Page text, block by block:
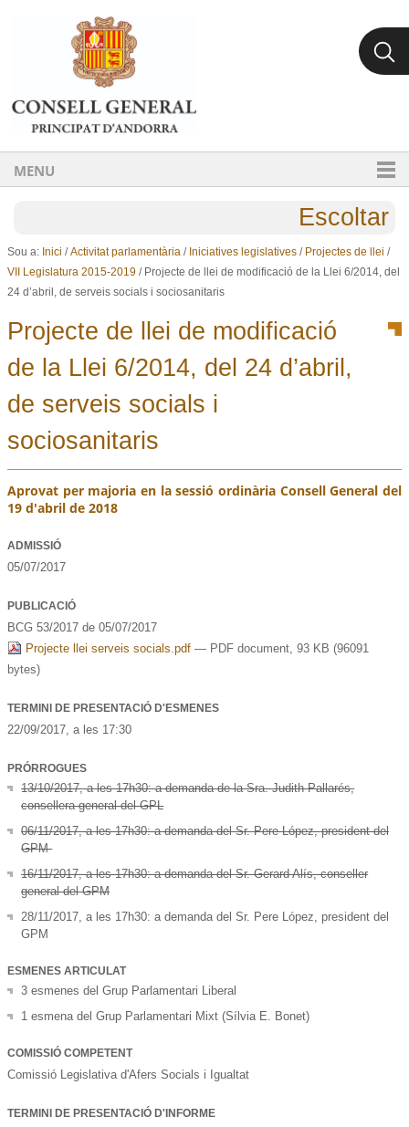
Ves al contingut.
Salta a la navegació
MENU
Escoltar
Sou a: Inici /Activitat parlamentària / Iniciatives legislatives / Projectes de llei /
VII Legislatura 2015-2019 / Projecte de llei de modificació de la Llei 6/2014, del
24 d’abril, de serveis socials i sociosanitaris
Projecte de llei de modificació
de la Llei 6/2014, del 24 d’abril,
de serveis socials i
sociosanitaris
Aprovat per majoria en la sessió ordinària Consell General del
19 d'abril de 2018
ADMISSIÓ
05/07/2017
PUBLICACIÓ
BCG 53/2017 de 05/07/2017
Projecte llei serveis socials.pdf— PDF document, 93 KB (96091
bytes)
TERMINI DE PRESENTACIÓ D'ESMENES
22/09/2017, a les 17:30
PRÓRROGUES
13/10/2017, a les 17h30: a demanda de la Sra. Judith Pallarés,
consellera general del GPL
06/11/2017, a les 17h30: a demanda del Sr. Pere López, president del
GPM
16/11/2017, a les 17h30: a demanda del Sr. Gerard Alís, conseller
general del GPM
28/11/2017, a les 17h30: a demanda del Sr. Pere López, president del
GPM
ESMENES ARTICULAT
3 esmenes del Grup Parlamentari Liberal
1 esmena del Grup Parlamentari Mixt (Sílvia E. Bonet)
COMISSIÓ COMPETENT
Comissió Legislativa d'Afers Socials i Igualtat
TERMINI DE PRESENTACIÓ D'INFORME